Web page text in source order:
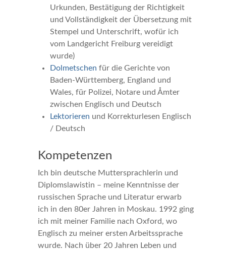
Urkunden, Bestätigung der Richtigkeit
und Vollständigkeit der Übersetzung mit
Stempel und Unterschrift, wofür ich
vom Landgericht Freiburg vereidigt
wurde)
Dolmetschen für die Gerichte von
Baden-Württemberg, England und
Wales, für Polizei, Notare und Åmter
zwischen Englisch und Deutsch
Lektorieren und Korrekturlesen Englisch
/ Deutsch
Kompetenzen
Ich bin deutsche Muttersprachlerin und
Diplomslawistin – meine Kenntnisse der
russischen Sprache und Literatur erwarb
ich in den 80er Jahren in Moskau. 1992 ging
ich mit meiner Familie nach Oxford, wo
Englisch zu meiner ersten Arbeitssprache
wurde. Nach über 20 Jahren Leben und